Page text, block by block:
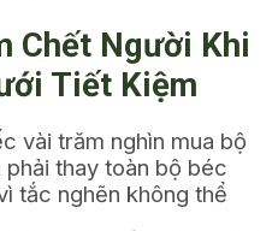
Chết Người Khi
Tiết Kiệm
vài trăm nghìn mua bộ
thay toàn bộ béc
tắc nghẽn không thể